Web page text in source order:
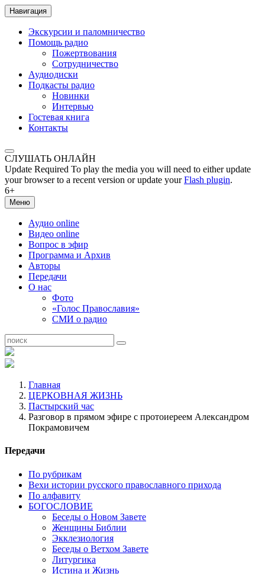
Навигация
Экскурсии и паломничество
Помощь радио
Пожертвования
Сотрудничество
Аудиодиски
Подкасты радио
Новинки
Интервью
Гостевая книга
Контакты
СЛУШАТЬ ОНЛАЙН
Update Required To play the media you will need to either update
your browser to a recent version or update yourFlash plugin.
6+
Меню
Аудио online
Видео online
Вопрос в эфир
Программа и Архив
Авторы
Передачи
О нас
Фото
«Голос Православия»
СМИ о радио
Главная
ЦЕРКОВНАЯ ЖИЗНЬ
Пастырский час
Разговор в прямом эфире с протоиереем Александром
Покрамовичем
Передачи
По рубрикам
Вехи истории русского православного прихода
По алфавиту
БОГОСЛОВИЕ
Беседы о Новом Завете
Женщины Библии
Экклезиология
Беседы о Ветхом Завете
Литургика
Истина и Жизнь